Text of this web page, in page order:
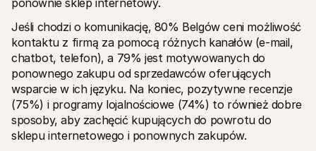
Jeśli chodzi o komunikację, 80% Belgów ceni możliwość
kontaktu z firmą za pomocą różnych kanałów (e-mail,
chatbot, telefon), a 79% jest motywowanych do
ponownego zakupu od sprzedawców oferujących
wsparcie w ich języku. Na koniec, pozytywne recenzje
(75%) i programy lojalnościowe (74%) to również dobre
sposoby, aby zachęcić kupujących do powrotu do
sklepu internetowego i ponownych zakupów.